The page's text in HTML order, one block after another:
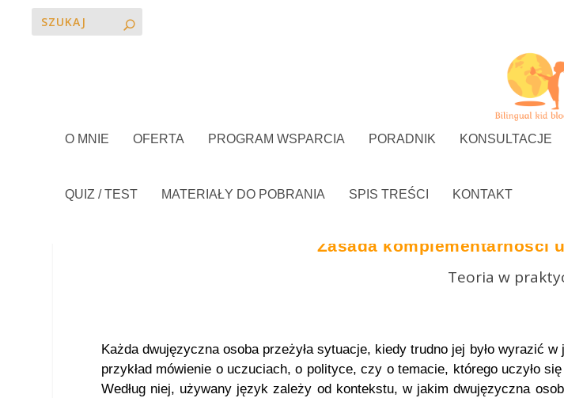
O MNIE OFERTA PROGRAM WSPARCIA PORADNIK KONSULTACJE
QUIZ / TEST MATERIAŁY DO POBRANIA SPIS TREŚCI KONTAKT
Zasada komplementarności
Teoria w
Każda dwujęzyczna osoba przeżyła sytuacje, kiedy trudno jej było wyrazić
przykład mówienie o uczuciach, o polityce, czy o temacie, którego uczyło
Według niej, używany język zależy od kontekstu, w jakim dwujęzyczna